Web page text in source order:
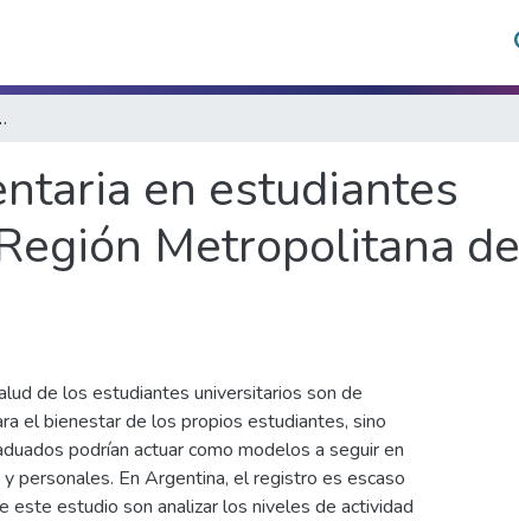
de Buenos Aires (Argentina)
en estudiantes
Metropolitana de
de los estudiantes universitarios son de
el bienestar de los propios estudiantes, sino
podrían actuar como modelos a seguir en
personales. En Argentina, el registro es escaso
este estudio son analizar los niveles de actividad